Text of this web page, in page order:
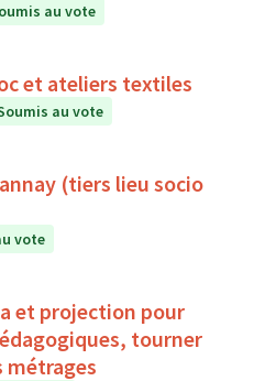
au vote
et ateliers textiles
au vote
(tiers lieu socio
vote
et projection pour
tourner
métrages